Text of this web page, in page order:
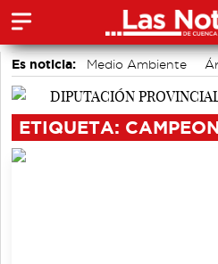
Es noticia: Medio Ambiente
Actividades culturales en Cuenca
ETIQUETA: